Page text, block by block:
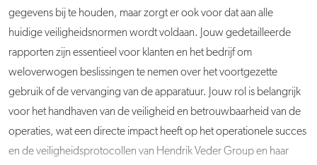
gegevens bij te houden, maar zorgt er ook voor dat aan alle
huidige veiligheidsnormen wordt voldaan. Jouw gedetailleerde
rapporten zijn essentieel voor klanten en het bedrijf om
weloverwogen beslissingen te nemen over het voortgezette
gebruik of de vervanging van de apparatuur. Jouw rol is belangrijk
voor het handhaven van de veiligheid en betrouwbaarheid van de
operaties, wat een directe impact heeft op het operationele succes
en de veiligheidsprotocollen van Hendrik Veder Group en haar